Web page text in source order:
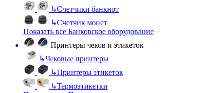
↳Счетчики банкнот
↳Счетчик монет
Показать все Банковское оборудование
Принтеры чеков и этикеток
↳Чековые принтеры
↳Принтеры этикеток
↳Термоэтикетки